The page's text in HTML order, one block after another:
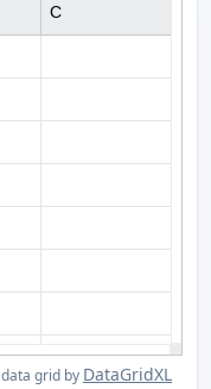
data grid by DataGridXL
C